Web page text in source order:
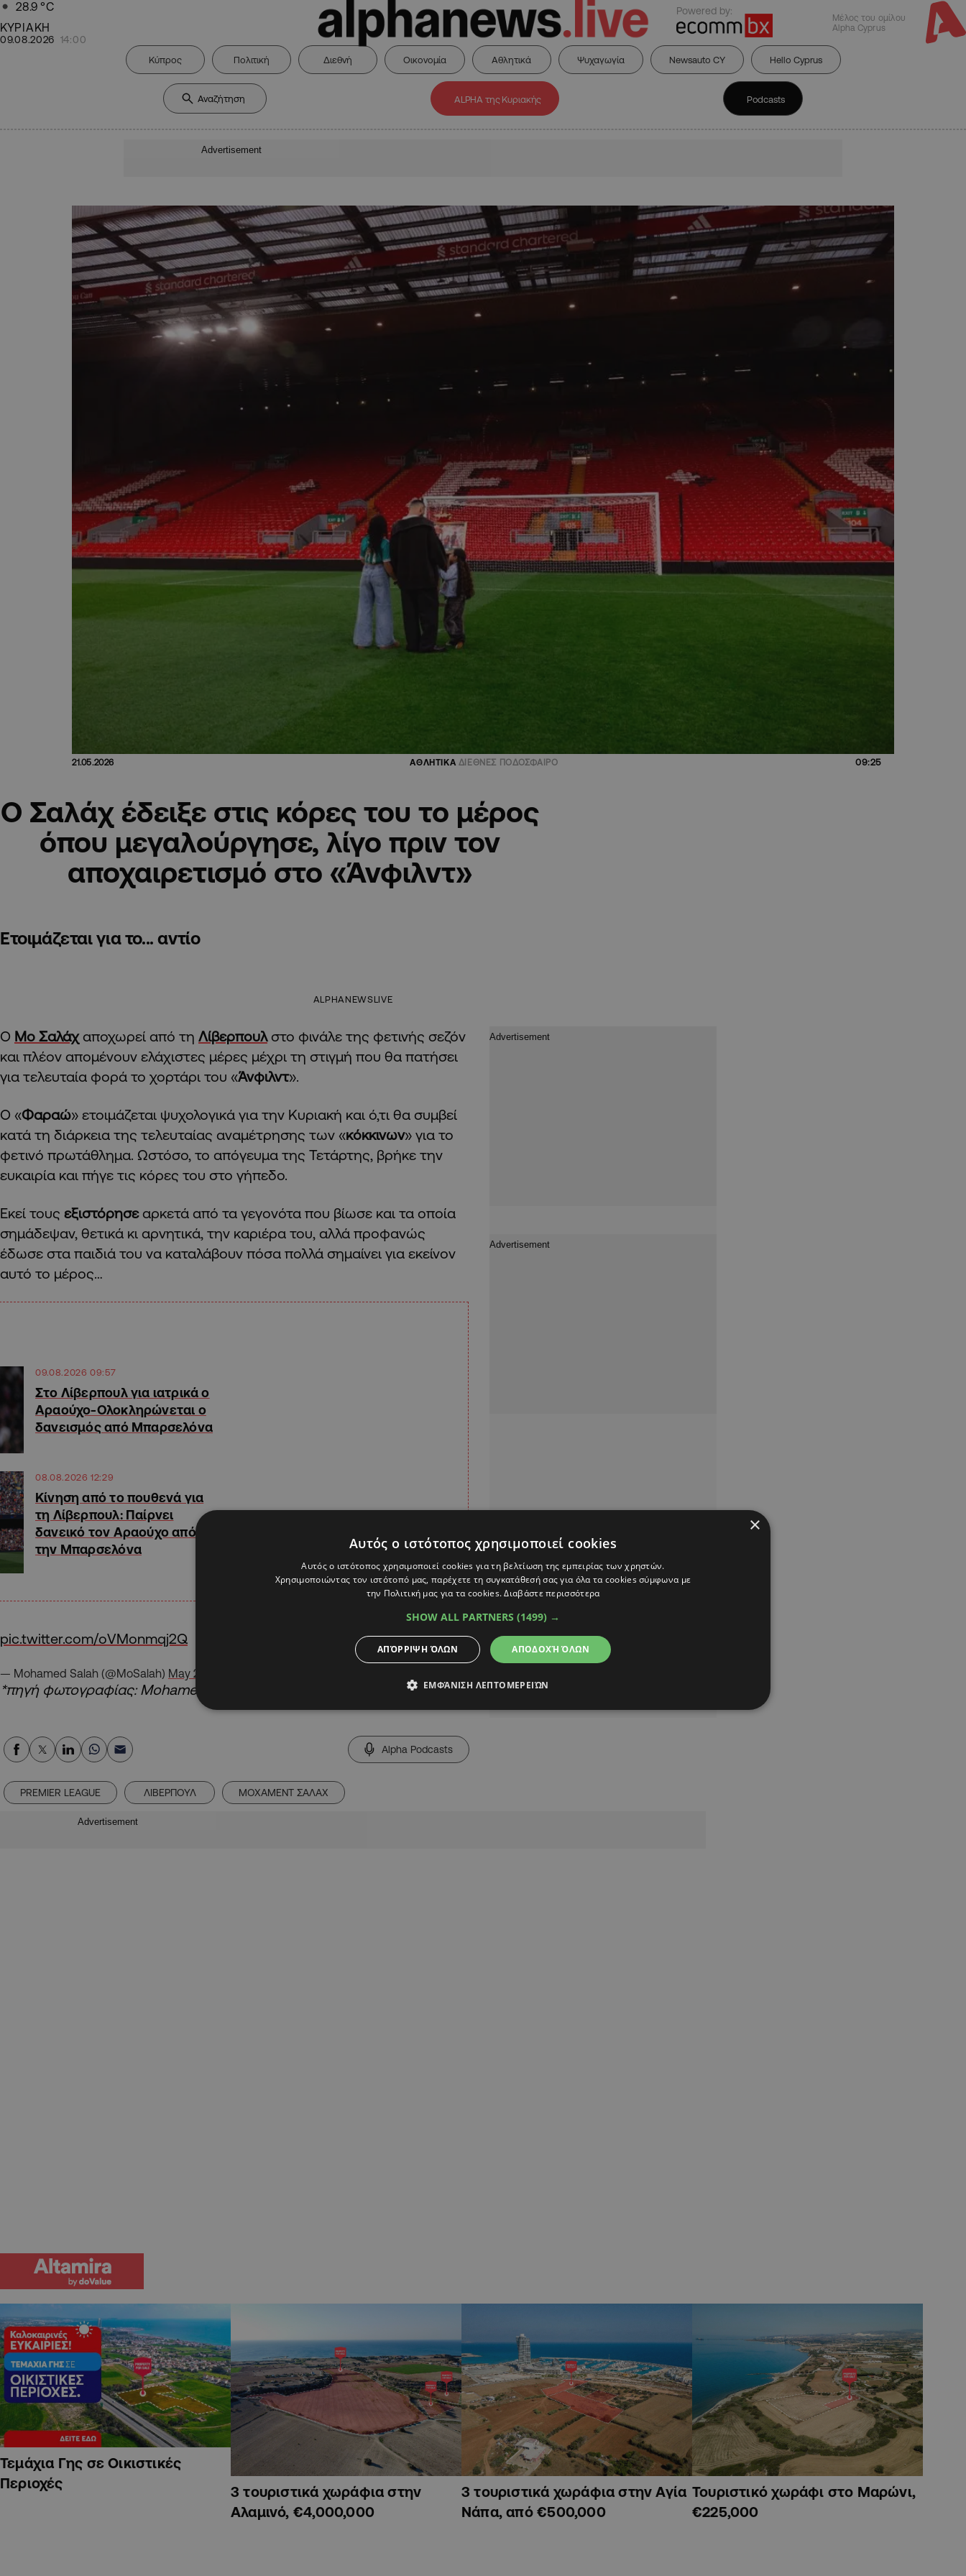
28.9 °C
ΚΥΡΙΑΚΗ
09.08.2026 14:00
Powered by:
Μέλος του ομίλου
Alpha Cyprus
Κύπρος Πολιτική Διεθνή Οικονομία Αθλητικά Ψυχαγωγία Newsauto CY Hello Cyprus
ALPHA της Κυριακής Podcasts
Advertisement
21.05.2026 ΑΘΛΗΤΙΚΑ ΔΙΕΘΝΕΣ ΠΟΔΟΣΦΑΙΡΟ 09:25
Ο Σαλάχ έδειξε στις κόρες του το μέρος
όπου μεγαλούργησε, λίγο πριν τον
αποχαιρετισμό στο «Άνφιλντ»
Ετοιμάζεται για το... αντίο
ALPHANEWSLIVE
Ο Μο Σαλάχαποχωρεί από τη Λίβερπουλστο φινάλε της φετινής σεζόν
και πλέον απομένουν ελάχιστες μέρες μέχρι τη στιγμή που θα πατήσει
για τελευταία φορά το χορτάρι του «Άνφιλντ».
Ο «Φαραώ» ετοιμάζεται ψυχολογικά για την Κυριακή και ό,τι θα συμβεί
κατά τη διάρκεια της τελευταίας αναμέτρησης των «κόκκινων» για το
φετινό πρωτάθλημα. Ωστόσο, το απόγευμα της Τετάρτης, βρήκε την
ευκαιρία και πήγε τις κόρες του στο γήπεδο.
Εκεί τους εξιστόρησεαρκετά από τα γεγονότα που βίωσε και τα οποία
σημάδεψαν, θετικά κι αρνητικά, την καριέρα του, αλλά προφανώς
έδωσε στα παιδιά του να καταλάβουν πόσα πολλά σημαίνει για εκείνον
αυτό το μέρος…
09.08.2026 09:57
Στο Λίβερπουλ για ιατρικά ο
Αραούχο-Ολοκληρώνεται ο
δανεισμός από Μπαρσελόνα
08.08.2026 12:29
Kίνηση από το πουθενά για
τη Λίβερπουλ: Παίρνει
δανεικό τον Αραούχο από
την Μπαρσελόνα
pic.twitter.com/oVMonmqj2Q
— Mohamed Salah (@MoSalah) May 20, 2026
*πηγή φωτογραφίας: Mohamed Salah
Alpha Podcasts
PREMIER LEAGUE ΛΙΒΕΡΠΟΥΛ ΜΟΧΑΜΕΝΤ ΣΑΛΑΧ
Advertisement
Τεμάχια Γης σε Οικιστικές
Περιοχές
3 τουριστικά χωράφια στην
Αλαμινό, €4,000,000
3 τουριστικά χωράφια στην Αγία
Νάπα, από €500,000
Τουριστικό χωράφι στο Μαρώνι,
€225,000
×
Αυτός ο ιστότοπος χρησιμοποιεί cookies
Αυτός ο ιστότοπος χρησιμοποιεί cookies για τη βελτίωση της εμπειρίας των χρηστών.
Χρησιμοποιώντας τον ιστότοπό μας, παρέχετε τη συγκατάθεσή σας για όλα τα cookies σύμφωνα με
την Πολιτική μας για τα cookies.Διαβάστε περισσότερα
SHOW ALL PARTNERS (1499) →
ΑΠΟΔΟΧΉ ΌΛΩΝ
ΑΠΌΡΡΙΨΗ ΌΛΩΝ
ΕΜΦΆΝΙΣΗ ΛΕΠΤΟΜΕΡΕΙΏΝ